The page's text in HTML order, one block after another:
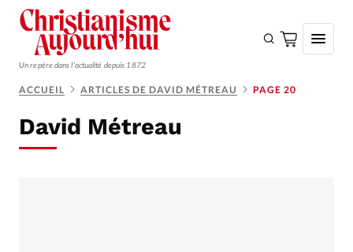
Un repère dans l'actualité depuis 1872
Monde
ACCUEIL ARTICLES DE DAVID MÉTREAU PAGE 20
David Métreau